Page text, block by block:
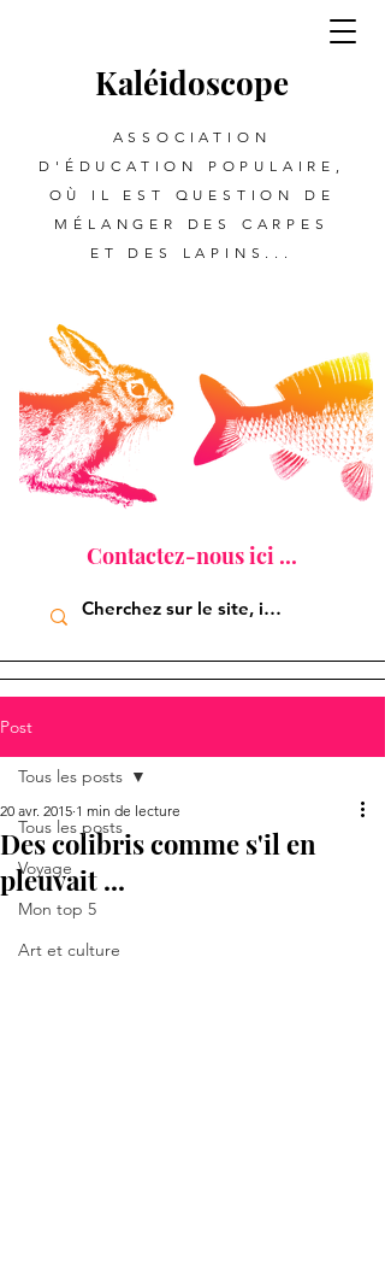
Kaléidoscope
ASSOCIATION
D'ÉDUCATION POPULAIRE,
OÙ IL EST QUESTION DE
MÉLANGER DES CARPES
ET DES LAPINS...
Contactez-nous ici ...
Post
Tous les posts
Voyage
Mon top 5
Art et culture
Tous les posts
Des colibris comme s'il en
pleuvait ...
20 avr. 2015 1 min de lecture